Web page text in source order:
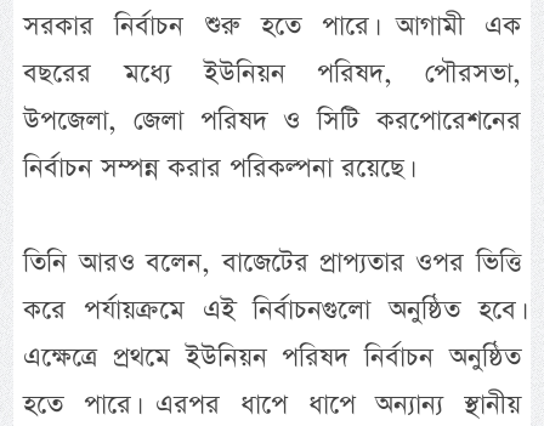
সরকার নির্বাচন শুরু হতে পারে। আগামী এক
বছরের মধ্যে ইউনিয়ন পরিষদ, পৌরসভা,
উপজেলা, জেলা পরিষদ ও সিটি করপোরেশনের
নির্বাচন সম্পন্ন করার পরিকল্পনা রয়েছে।
তিনি আরও বলেন, বাজেটের প্রাপ্যতার ওপর ভিত্তি
করে পর্যায়ক্রমে এই নির্বাচনগুলো অনুষ্ঠিত হবে।
এক্ষেত্রে প্রথমে ইউনিয়ন পরিষদ নির্বাচন অনুষ্ঠিত
হতে পারে। এরপর ধাপে ধাপে অন্যান্য স্থানীয়